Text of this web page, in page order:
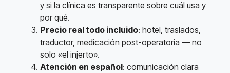
y si la clínica es transparente sobre cuál usa y
por qué.
Precio real todo incluido: hotel, traslados,
traductor, medicación post-operatoria — no
solo «el injerto».
Atención en español: comunicación clara